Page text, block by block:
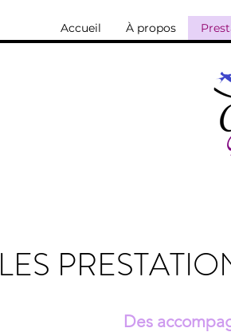
Accueil À propos
LES
Des